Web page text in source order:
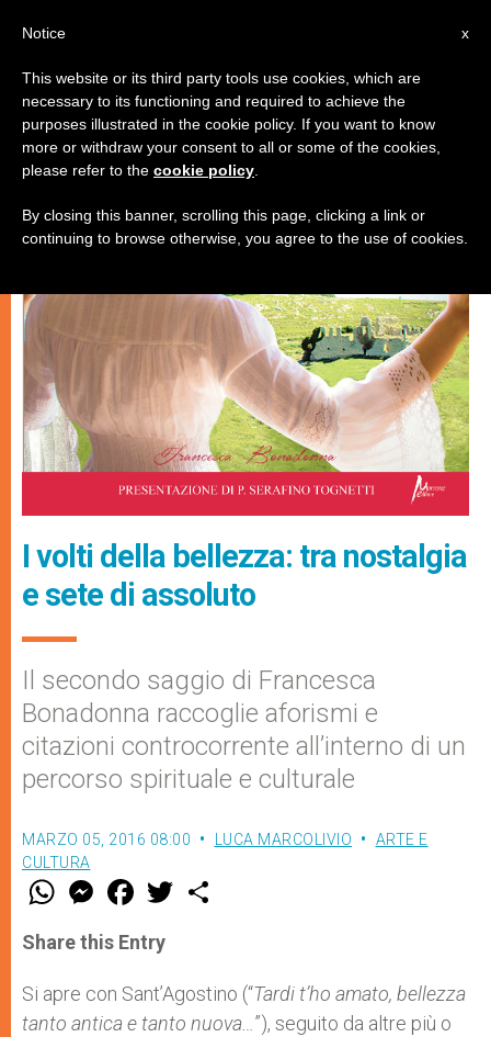
ARTE E CULTURA
I volti della bellezza: tra nostalgia
e sete di assoluto
Il secondo saggio di Francesca
Bonadonna raccoglie aforismi e
citazioni controcorrente all’interno di un
percorso spirituale e culturale
MARZO 05, 2016 08:00 LUCA MARCOLIVIO
ARTE E
CULTURA
W
t
s
p
p
M
e
s
e
g
e
r
F
a
e
b
o
k
w
r
Share this Entry
Si apre con Sant’Agostino (“Tardi t’ho amato, bellezza
tanto antica e tanto nuova…”), seguito da altre più o
x
Notice
This website or its third party tools use cookies, which are
necessary to its functioning and required to achieve the
purposes illustrated in the cookie policy. If you want to know
more or withdraw your consent to all or some of the cookies,
please refer to the cookie policy
By closing this banner, scrolling this page, clicking a link or
continuing to browse otherwise, you agree to the use of cookies.